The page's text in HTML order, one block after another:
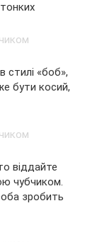
стилі «боб»,
бути косий,
віддайте
чубчиком.
зробить